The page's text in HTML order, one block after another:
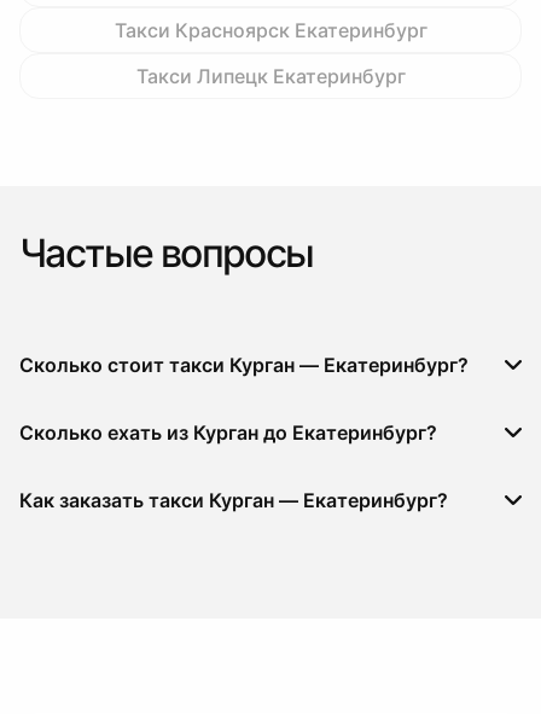
Такси Красноярск Екатеринбург
Такси Липецк Екатеринбург
Частые вопросы
Сколько стоит такси Курган — Екатеринбург?
Сколько ехать из Курган до Екатеринбург?
Как заказать такси Курган — Екатеринбург?